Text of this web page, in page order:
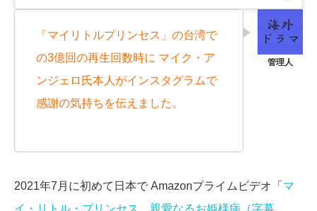
「マイリトルプリンセス」の台湾で
の3億回の再生回数時に マイク・ア
ンジェロ氏本人がインスタグラムで
感謝の気持ちを伝えました。
2021年7月に初めて日本で Amazonプライムビデオ「 マ